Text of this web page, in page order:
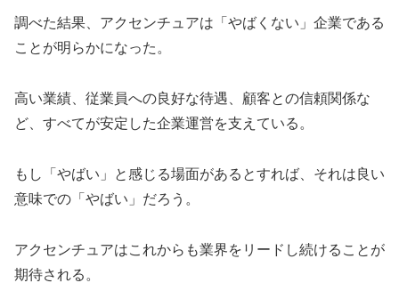
調べた結果、アクセンチュアは「やばくない」企業である
ことが明らかになった。
高い業績、従業員への良好な待遇、顧客との信頼関係な
ど、すべてが安定した企業運営を支えている。
もし「やばい」と感じる場面があるとすれば、それは良い
意味での「やばい」だろう。
アクセンチュアはこれからも業界をリードし続けることが
期待される。